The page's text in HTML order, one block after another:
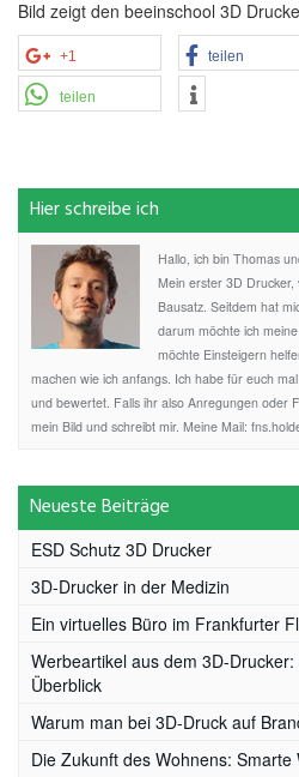
Bild zeigt den beeinschool 3D
+1 teilen
teilen
Hier schreibe ich
Hallo, ich bin Thomas
Mein erster 3D
Bausatz. Seitdem hat
darum möchte ich
möchte Einsteigern
machen wie ich anfangs. Ich habe für euch
und bewertet. Falls ihr also Anregungen oder
mein Bild und schreibt mir. Meine Mail:
Neueste Beiträge
ESD Schutz 3D Drucker
3D-Drucker in der Medizin
Ein virtuelles Büro im Frankfurter
Werbeartikel aus dem 3D-
Überblick
Warum man bei 3D-Druck auf
Die Zukunft des Wohnens: